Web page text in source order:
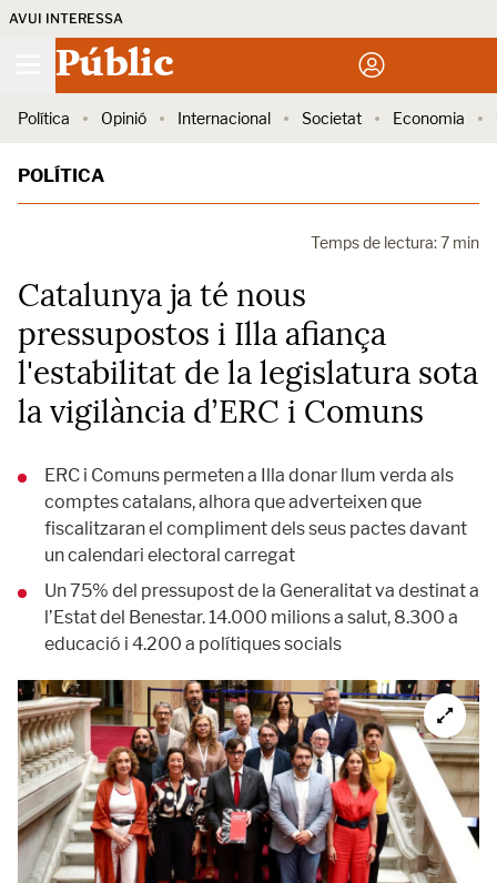
AVUI INTERESSA
Públic
Política Opinió Internacional Societat Economia
POLÍTICA
Temps de lectura: 7 min
Catalunya ja té nous
pressupostos i Illa afiança
l'estabilitat de la legislatura sota
la vigilància d’ERC i Comuns
ERC i Comuns permeten a Illa donar llum verda als
comptes catalans, alhora que adverteixen que
fiscalitzaran el compliment dels seus pactes davant
un calendari electoral carregat
Un 75% del pressupost de la Generalitat va destinat a
l’Estat del Benestar. 14.000 milions a salut, 8.300 a
educació i 4.200 a polítiques socials